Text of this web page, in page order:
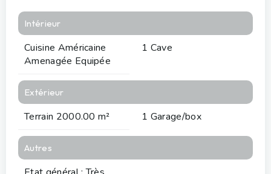
Intérieur
Cuisine Américaine
Amenagée Equipée
1 Cave
Extérieur
Terrain 2000.00 m² 1 Garage/box
Autres